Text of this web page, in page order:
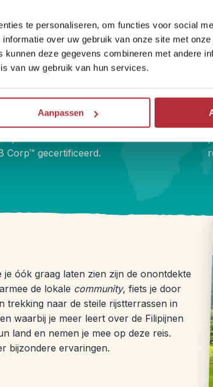
te personaliseren, om functies voor social
over uw gebruik van onze site met
deze gegevens combineren met andere
van uw gebruik van hun services.
Aanpassen
en bijzonder
handpicked, kleinschalig en persoonlijk,
lokale ondernemers. Zo slaap je
Corp™ gecertificeerd.
óók graag laten zien zijn de onontdekte
de lokale community, fiets je door
trekking naar de steile rijstterrassen in
waarbij je meer leert over de Filipijnen
land en nemen je mee op deze reis.
bijzondere ervaringen.